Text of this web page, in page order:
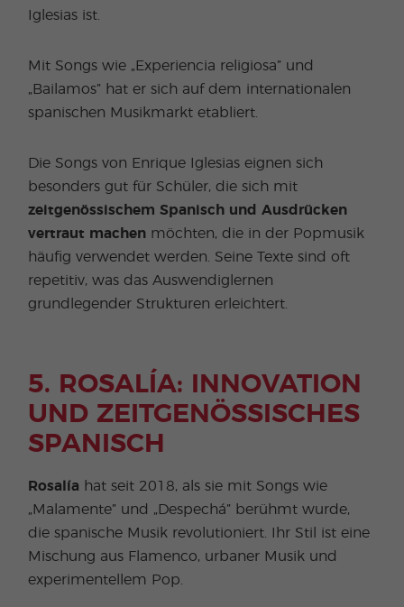
Iglesias ist.
Mit Songs wie „Experiencia religiosa” und
„Bailamos” hat er sich auf dem internationalen
spanischen Musikmarkt etabliert.
Die Songs von Enrique Iglesias eignen sich
besonders gut für Schüler, die sich mit
zeitgenössischem Spanisch und Ausdrücken
vertraut machen möchten, die in der Popmusik
häufig verwendet werden. Seine Texte sind oft
repetitiv, was das Auswendiglernen
grundlegender Strukturen erleichtert.
5. ROSALÍA: INNOVATION
UND ZEITGENÖSSISCHES
SPANISCH
Rosalía hat seit 2018, als sie mit Songs wie
„Malamente” und „Despechá” berühmt wurde,
die spanische Musik revolutioniert. Ihr Stil ist eine
Mischung aus Flamenco, urbaner Musik und
experimentellem Pop.